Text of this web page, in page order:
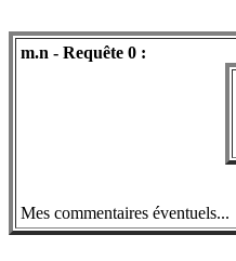
m.n - Requête 0 :
Mes commentaires éventuels...